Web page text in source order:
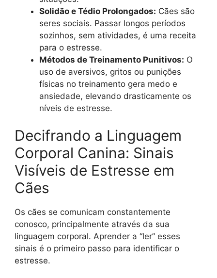
Solidão e Tédio Prolongados: Cães são
seres sociais. Passar longos períodos
sozinhos, sem atividades, é uma receita
para o estresse.
Métodos de Treinamento Punitivos: O
uso de aversivos, gritos ou punições
físicas no treinamento gera medo e
ansiedade, elevando drasticamente os
níveis de estresse.
Decifrando a Linguagem
Corporal Canina: Sinais
Visíveis de Estresse em
Cães
Os cães se comunicam constantemente
conosco, principalmente através da sua
linguagem corporal. Aprender a “ler” esses
sinais é o primeiro passo para identificar o
estresse.